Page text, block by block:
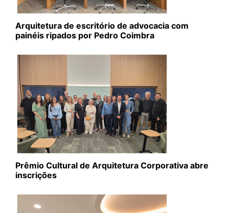
Arquitetura de escritório de advocacia com
painéis ripados por Pedro Coimbra
Prêmio Cultural de Arquitetura Corporativa abre
inscrições